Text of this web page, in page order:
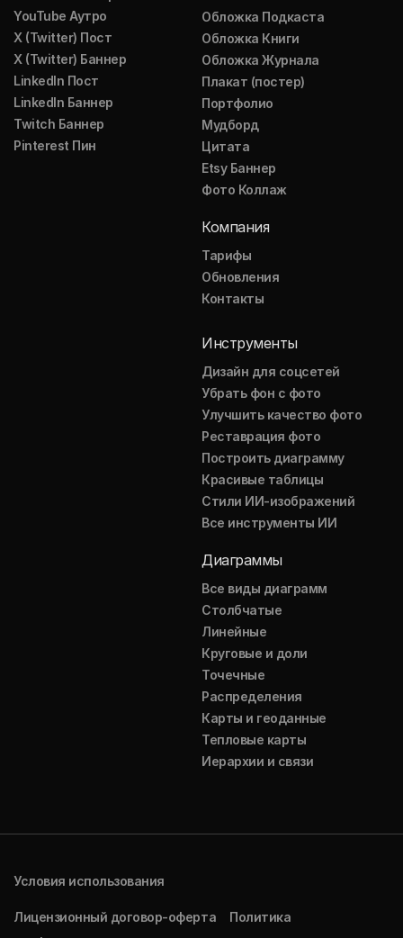
YouTube Аутро
X (Twitter) Пост
X (Twitter) Баннер
LinkedIn Пост
LinkedIn Баннер
Twitch Баннер
Pinterest Пин
Обложка Подкаста
Обложка Книги
Обложка Журнала
Плакат (постер)
Портфолио
Мудборд
Цитата
Etsy Баннер
Фото Коллаж
Компания
Тарифы
Обновления
Контакты
Инструменты
Дизайн для соцсетей
Убрать фон с фото
Улучшить качество фото
Реставрация фото
Построить диаграмму
Красивые таблицы
Стили ИИ-изображений
Все инструменты ИИ
Диаграммы
Все виды диаграмм
Столбчатые
Линейные
Круговые и доли
Точечные
Распределения
Карты и геоданные
Тепловые карты
Иерархии и связи
Условия использования
Лицензионный договор-оферта
Политика